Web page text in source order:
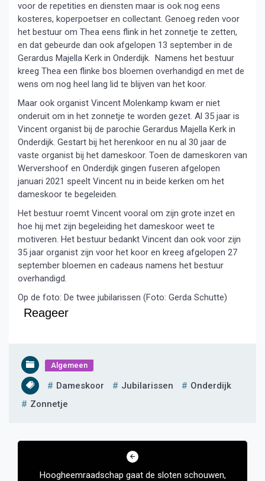
voor de repetities en diensten maar is ook nog eens
kosteres, koperpoetser en collectant. Genoeg reden voor
het bestuur om Thea eens flink in het zonnetje te zetten,
en dat gebeurde dan ook afgelopen 13 september in de
Gerardus Majella Kerk in Onderdijk. Namens het bestuur
kreeg Thea een flinke bos bloemen overhandigd en met de
wens om nog heel lang lid te blijven van het koor.
Maar ook organist Vincent Molenkamp kwam er niet
onderuit om in het zonnetje te worden gezet. Al 35 jaar is
Vincent organist bij de parochie Gerardus Majella Kerk in
Onderdijk. Gestart bij het herenkoor en nu al 30 jaar de
vaste organist bij het dameskoor. Toen de dameskoren van
Wervershoof en Onderdijk gingen fuseren afgelopen
januari 2021 speelt Vincent nu in beide kerken om het
dameskoor te begeleiden.
Het bestuur roemt Vincent vooral om zijn grote inzet en
hoe hij met zijn begeleiding het dameskoor weet te
motiveren. Het bestuur bedankt Vincent dan ook voor zijn
35 jaar organist zijn voor het koor en kreeg afgelopen 27
september bloemen en cadeaus namens het bestuur
overhandigd.
Op de foto: De twee jubilarissen (Foto: Gerda Schutte)
Reageer
Algemeen
Dameskoor Jubilarissen
Onderdijk
Zonnetje
Bericht
Hoogheemraadschap gaat de sloten schouwen,